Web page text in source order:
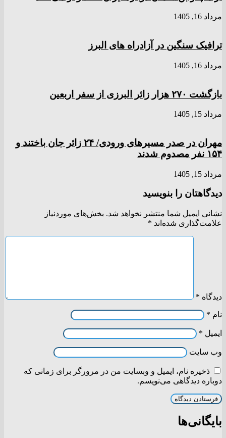
مرداد 16, 1405
ترافیک سنگین در آزادراه های البرز
مرداد 16, 1405
بازگشت ۲۷۰ هزار زائر البرزی از سفر اربعین
مرداد 15, 1405
مهران در صدر مسیر‌های ورودی/ ۲۴ زائر جان باختند و
۱۵۴ نفر مصدوم شدند
مرداد 15, 1405
دیدگاهتان را بنویسید
نشانی ایمیل شما منتشر نخواهد شد. بخش‌های موردنیاز
علامت‌گذاری شده‌اند *
دیدگاه *
نام *
ایمیل *
وب‌ سایت
ذخیره نام، ایمیل و وبسایت من در مرورگر برای زمانی که
دوباره دیدگاهی می‌نویسم.
بایگانی‌ها